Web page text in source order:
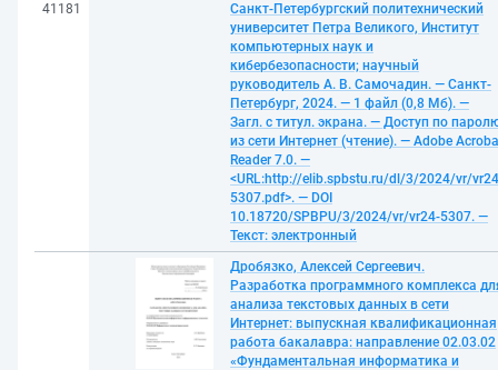
41181
Санкт-Петербургский политехнический
университет Петра Великого, Институт
компьютерных наук и
кибербезопасности; научный
руководитель А. В. Самочадин. — Санкт-
Петербург, 2024. — 1 файл (0,8 Мб). —
Загл. с титул. экрана. — Доступ по
из сети Интернет (чтение). — Adobe
Reader 7.0. —
<URL:http://elib.spbstu.ru/dl/3/2024/vr/
5307.pdf>. — DOI
10.18720/SPBPU/3/2024/vr/vr24-5307. —
Текст: электронный
Дробязко, Алексей Сергеевич.
Разработка программного комплекса
анализа текстовых данных в сети
Интернет: выпускная квалификационная
работа бакалавра: направление 02.03.02
«Фундаментальная информатика и